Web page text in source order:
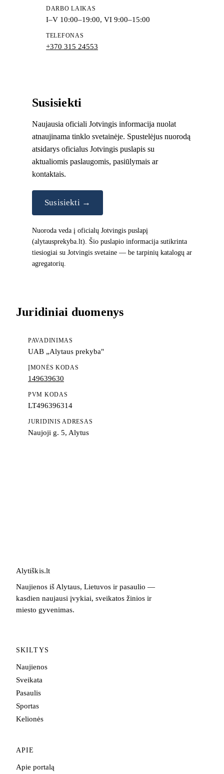
DARBO LAIKAS
I–V 10:00–19:00, VI 9:00–15:00
TELEFONAS
+370 315 24553
Susisiekti
Naujausia oficiali Jotvingis informacija nuolat
atnaujinama tinklo svetainėje. Spustelėjus nuorodą
atsidarys oficialus Jotvingis puslapis su
aktualiomis paslaugomis, pasiūlymais ar
kontaktais.
Susisiekti →
Nuoroda veda į oficialų Jotvingis puslapį
(alytausprekyba.lt). Šio puslapio informacija sutikrinta
tiesiogiai su Jotvingis svetaine — be tarpinių katalogų ar
agregatorių.
Juridiniai duomenys
PAVADINIMAS
UAB „Alytaus prekyba"
ĮMONĖS KODAS
149639630
PVM KODAS
LT496396314
JURIDINIS ADRESAS
Naujoji g. 5, Alytus
Alytiškis.lt
Naujienos iš Alytaus, Lietuvos ir pasaulio —
kasdien naujausi įvykiai, sveikatos žinios ir
miesto gyvenimas.
SKILTYS
Naujienos
Sveikata
Pasaulis
Sportas
Kelionės
APIE
Apie portalą